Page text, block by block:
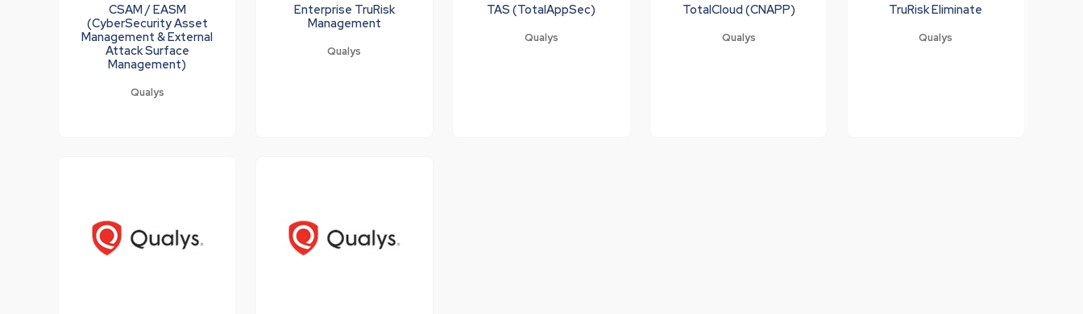
CSAM / EASM
(CyberSecurity Asset
Management & External
Attack Surface
Management)
Qualys
Enterprise TruRisk
Management
Qualys
TAS (TotalAppSec)
Qualys
TotalCloud (CNAPP)
Qualys
TruRisk Eliminate
Qualys